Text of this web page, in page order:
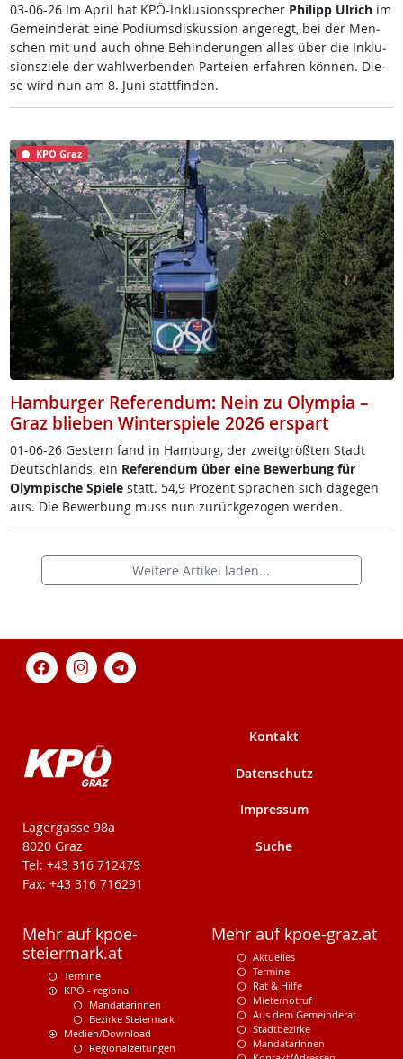
03-06-26 Im April ha­t K­PÖ-In­k­lu­si­ons­sp­re­cherPhi­l­ipp Ul­rich im
Ge­mein­de­rat ei­ne Po­di­ums­dis­kus­si­on an­ge­regt, bei der Men­
schen mit und auch oh­ne Be­hin­de­run­gen al­les über die In­k­lu­
si­ons­zie­le der wahl­wer­ben­den Par­tei­en er­fah­ren kön­nen. Die­
se wird nun am 8. Ju­ni statt­fin­den.
KPÖ Graz
Hamburger Referendum: Nein zu Olympia –
Graz blieben Winterspiele 2026 erspart
01-06-26 Ges­tern fand in Ham­burg, der zweit­größ­ten Stadt
Deut­sch­lands, ein Re­fe­ren­dum über ei­ne Be­wer­bung für
Olym­pi­sche Spie­le statt. 54,9 Pro­zent spra­chen sich da­ge­gen
aus. Die Be­wer­bung muss nun zu­rück­ge­zo­gen wer­den.
Weitere Artikel laden...
KPÖ-Steiermark
Lagergasse 98a
8020 Graz
Tel: +43 316 712479
Fax: +43 316 716291
Kontakt
Datenschutz
Impressum
Suche
Mehr auf kpoe-
steiermark.at
Termine
KPÖ - regional
Mandatarinnen
Bezirke Steiermark
Medien/Download
Regionalzeitungen
Mehr auf kpoe-graz.at
Aktuelles
Termine
Rat & Hilfe
Mieternotruf
Aus dem Gemeinderat
Stadtbezirke
MandatarInnen